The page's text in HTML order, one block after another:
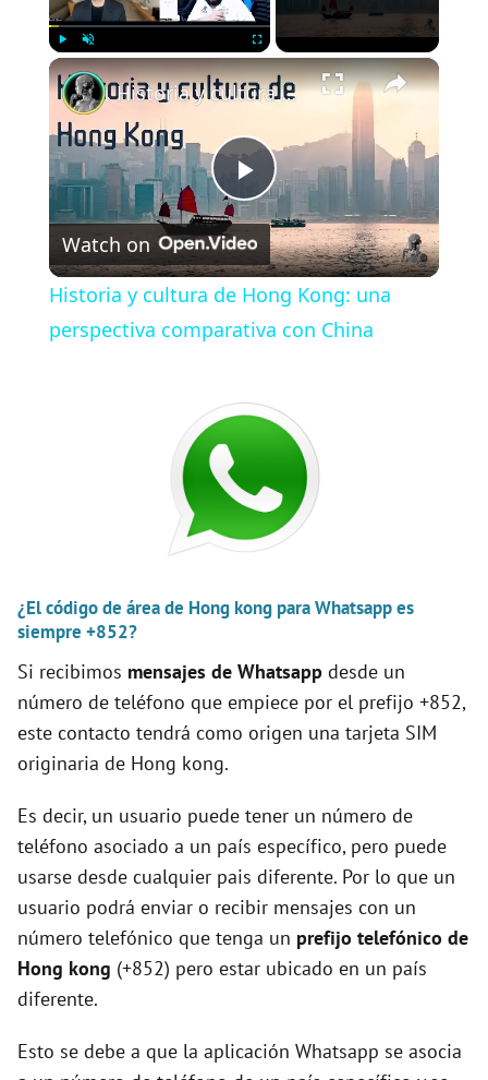
Play Unmute Fullscreen ×
P
l
a
y
e
o
Historia y cultura de Hong Kong: una perspectiva comparativa con China
Watch on
Historia y cultura de Hong Kong: una
perspectiva comparativa con China
¿El código de área de Hong kong para Whatsapp es
siempre +852?
Si recibimos mensajes de Whatsapp desde un
número de teléfono que empiece por el prefijo +852,
este contacto tendrá como origen una tarjeta SIM
originaria de Hong kong.
Es decir, un usuario puede tener un número de
teléfono asociado a un país específico, pero puede
usarse desde cualquier pais diferente. Por lo que un
usuario podrá enviar o recibir mensajes con un
número telefónico que tenga un prefijo telefónico de
Hong kong (+852) pero estar ubicado en un país
diferente.
Esto se debe a que la aplicación Whatsapp se asocia